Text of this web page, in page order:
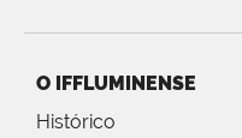
O IFFLUMINENSE
Histórico